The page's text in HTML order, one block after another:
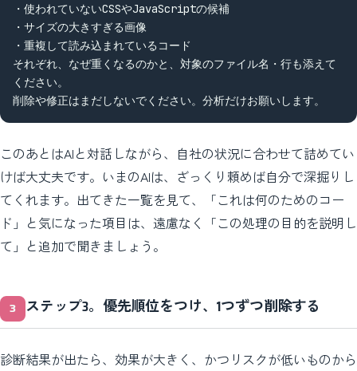
・使われていないCSSやJavaScriptの候補
・サイズの大きすぎる画像
・重複して読み込まれているコード
それぞれ、なぜ重くなるのかと、対象のファイル名・行も添えて
ください。
削除や修正はまだしないでください。分析だけお願いします。
このあとはAIと対話しながら、自社の状況に合わせて詰めてい
けば大丈夫です。いまのAIは、ざっくり頼めば自分で深掘りし
てくれます。出てきた一覧を見て、「これは何のためのコー
ド」と気になった項目は、遠慮なく「この処理の目的を説明し
て」と追加で聞きましょう。
ステップ3。優先順位をつけ、1つずつ削除する
診断結果が出たら、効果が大きく、かつリスクが低いものから